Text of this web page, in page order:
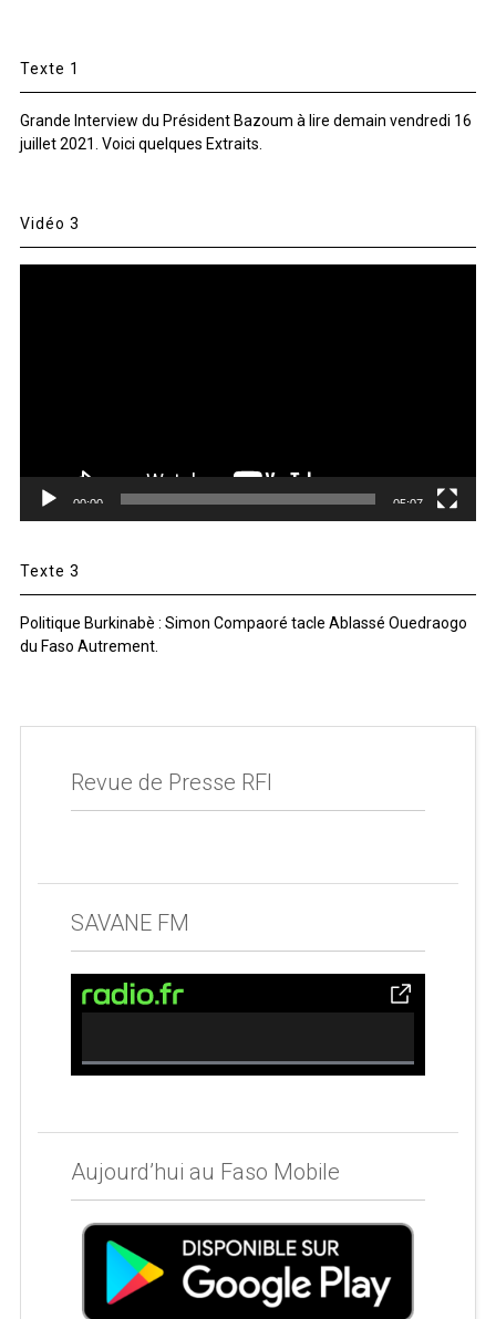
Texte 1
Grande Interview du Président Bazoum à lire demain vendredi 16
juillet 2021. Voici quelques Extraits.
Vidéo 3
00:00 05:07
Texte 3
Politique Burkinabè : Simon Compaoré tacle Ablassé Ouedraogo
du Faso Autrement.
Revue de Presse RFI
SAVANE FM
0% Complete
Aujourd’hui au Faso Mobile